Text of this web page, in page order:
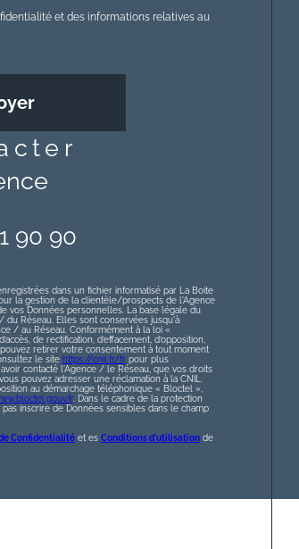
et des informations relatives au
90 90
dans un fichier informatisé par La Boite
la gestion de la clientèle/prospects de l'Agence
vos Données personnelles. La base légale du
Réseau. Elles sont conservées jusqu'à
/ au Réseau. Conformément à la loi «
de rectification, d’effacement, d’opposition,
retirer votre consentement à tout moment
le site https://cnil.fr/frpour plus
contacté l'Agence / le Réseau, que vos droits
pouvez adresser une réclamation à la CNIL.
au démarchage téléphonique « Bloctel »,
. Dans le cadre de la protection
inscrire de Données sensibles dans le champ
Confidentialitéet es Conditions d'utilisationde